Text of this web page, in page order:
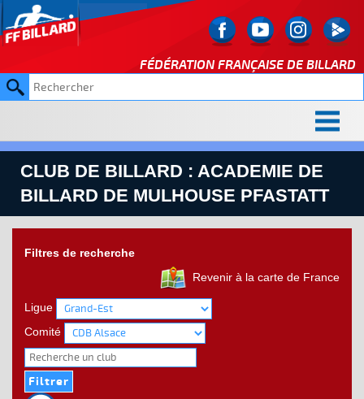
FÉDÉRATION FRANÇAISE DE BILLARD
CLUB DE BILLARD : ACADEMIE DE
BILLARD DE MULHOUSE PFASTATT
Filtres de recherche
Revenir à la carte de France
Ligue
Comité